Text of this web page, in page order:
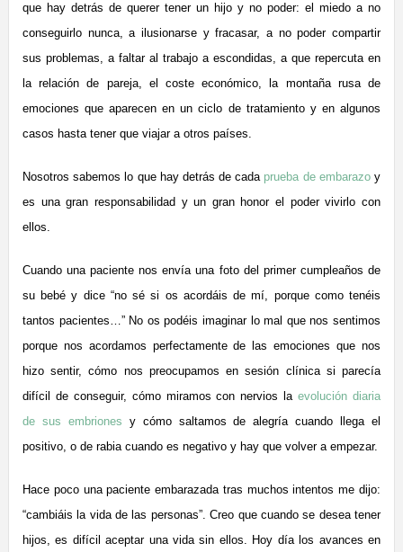
que hay detrás de querer tener un hijo y no poder: el miedo a no
conseguirlo nunca, a ilusionarse y fracasar, a no poder compartir
sus problemas, a faltar al trabajo a escondidas, a que repercuta en
la relación de pareja, el coste económico, la montaña rusa de
emociones que aparecen en un ciclo de tratamiento y en algunos
casos hasta tener que viajar a otros países.
Nosotros sabemos lo que hay detrás de cada prueba de embarazoy
es una gran responsabilidad y un gran honor el poder vivirlo con
ellos.
Cuando una paciente nos envía una foto del primer cumpleaños de
su bebé y dice “no sé si os acordáis de mí, porque como tenéis
tantos pacientes…” No os podéis imaginar lo mal que nos sentimos
porque nos acordamos perfectamente de las emociones que nos
hizo sentir, cómo nos preocupamos en sesión clínica si parecía
difícil de conseguir, cómo miramos con nervios laevolución diaria
de sus embriones y cómo saltamos de alegría cuando llega el
positivo, o de rabia cuando es negativo y hay que volver a empezar.
Hace poco una paciente embarazada tras muchos intentos me dijo:
“cambiáis la vida de las personas”. Creo que cuando se desea tener
hijos, es difícil aceptar una vida sin ellos. Hoy día los avances en